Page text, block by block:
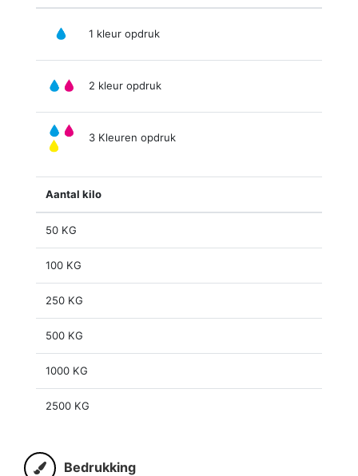
1 kleur opdruk
2 kleur opdruk
3 Kleuren opdruk
Aantal kilo
50 KG
100 KG
250 KG
500 KG
1000 KG
2500 KG
Bedrukking